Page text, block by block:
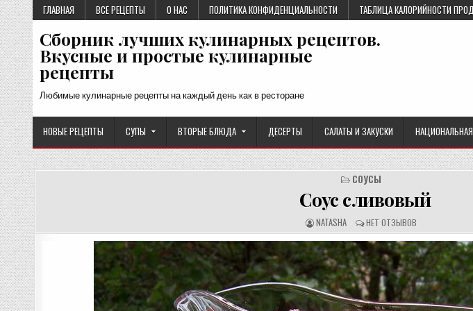
Перейти
к
содержимому
ГЛАВНАЯ ВСЕ РЕЦЕПТЫ О НАС ПОЛИТИКА КОНФИДЕНЦИАЛЬНОСТИ ТАБЛИЦА КАЛОРИЙНОСТИ
Сборник лучших кулинарных рецептов.
Вкусные и простые кулинарные
рецепты
Любимые кулинарные рецепты на каждый день как в ресторане
НОВЫЕ РЕЦЕПТЫ СУПЫ ВТОРЫЕ БЛЮДА ДЕСЕРТЫ САЛАТЫ И ЗАКУСКИ
СОУСЫ
Соус сливовый
А
В
Т
О
Р
Р
Е
Ц
Е
П
Т
NATASHA О
Т
З
Ы
В
Ы
:
НЕТ ОТЗЫВОВ